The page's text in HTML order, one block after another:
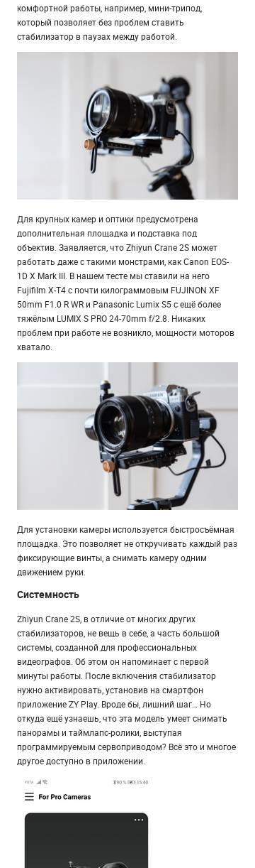
комфортной работы, например, мини-трипод,
который позволяет без проблем ставить
стабилизатор в паузах между работой.
Для крупных камер и оптики предусмотрена
дополнительная площадка и подставка под
объектив. Заявляется, что Zhiyun Crane 2S может
работать даже с такими монстрами, как Canon EOS-
1D X Mark III. В нашем тесте мы ставили на него
Fujifilm X-T4 с почти килограммовым FUJINON XF
50mm F1.0 R WR и Panasonic Lumix S5 с ещё более
тяжёлым LUMIX S PRO 24-70mm f/2.8. Никаких
проблем при работе не возникло, мощности моторов
хватало.
Для установки камеры используется быстросъёмная
площадка. Это позволяет не откручивать каждый раз
фиксирующие винты, а снимать камеру одним
движением руки.
Системность
Zhiyun Crane 2S, в отличие от многих других
стабилизаторов, не вещь в себе, а часть большой
системы, созданной для профессиональных
видеографов. Об этом он напоминает с первой
минуты работы. После включения стабилизатор
нужно активировать, установив на смартфон
приложение ZY Play. Вроде бы, лишний шаг… Но
откуда ещё узнаешь, что эта модель умеет снимать
панорамы и таймлапс-ролики, выступая
программируемым сервоприводом? Всё это и многое
другое доступно в приложении.